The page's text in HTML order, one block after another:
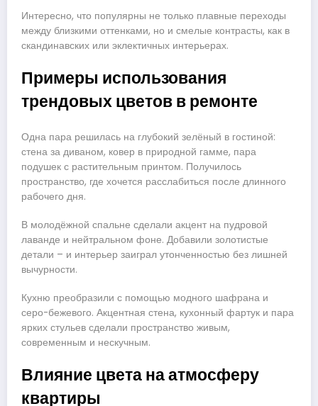
Интересно, что популярны не только плавные переходы
между близкими оттенками, но и смелые контрасты, как в
скандинавских или эклектичных интерьерах.
Примеры использования
трендовых цветов в ремонте
Одна пара решилась на глубокий зелёный в гостиной:
стена за диваном, ковер в природной гамме, пара
подушек с растительным принтом. Получилось
пространство, где хочется расслабиться после длинного
рабочего дня.
В молодёжной спальне сделали акцент на пудровой
лаванде и нейтральном фоне. Добавили золотистые
детали – и интерьер заиграл утонченностью без лишней
вычурности.
Кухню преобразили с помощью модного шафрана и
серо-бежевого. Акцентная стена, кухонный фартук и пара
ярких стульев сделали пространство живым,
современным и нескучным.
Влияние цвета на атмосферу
квартиры